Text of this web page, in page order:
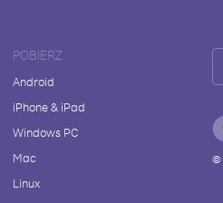
POBIERZ
Android
iPhone & iPad
Windows PC
Mac
Linux
©